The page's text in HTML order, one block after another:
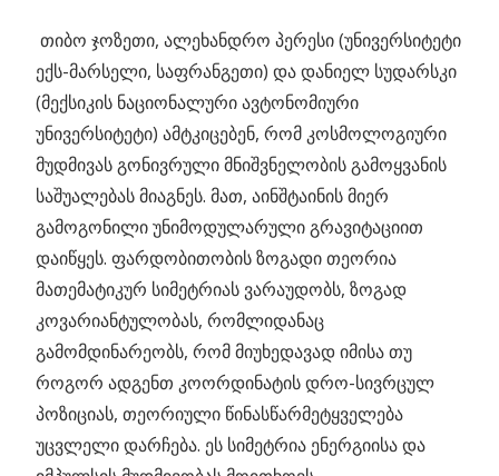
თიბო ჯოზეთი, ალეხანდრო პერესი (უნივერსიტეტი
ექს-მარსელი, საფრანგეთი) და დანიელ სუდარსკი
(მექსიკის ნაციონალური ავტონომიური
უნივერსიტეტი) ამტკიცებენ, რომ კოსმოლოგიური
მუდმივას გონივრული მნიშვნელობის გამოყვანის
საშუალებას მიაგნეს. მათ, აინშტაინის მიერ
გამოგონილი უნიმოდულარული გრავიტაციით
დაიწყეს. ფარდობითობის ზოგადი თეორია
მათემატიკურ სიმეტრიას ვარაუდობს, ზოგად
კოვარიანტულობას, რომლიდანაც
გამომდინარეობს, რომ მიუხედავად იმისა თუ
როგორ ადგენთ კოორდინატის დრო-სივრცულ
პოზიციას, თეორიული წინასწარმეტყველება
უცვლელი დარჩება. ეს სიმეტრია ენერგიისა და